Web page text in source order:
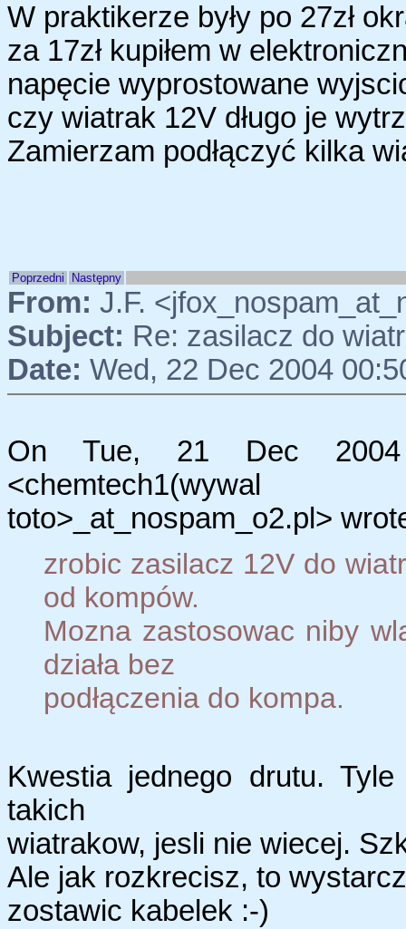
W praktikerze były po 27zł
za 17zł kupiłem w
napęcie wyprostowane
czy wiatrak 12V długo je
Zamierzam podłączyć kilka
Poprzedni Następny
From: J.F.
Subject: Re: zasilacz do
Date: Wed, 22 Dec 2004
On Tue, 21 Dec 2004
<chemtech1(wywal
toto>_at_nospam_o2.pl>
zrobic zasilacz 12V do
od kompów.
Mozna zastosowac niby
działa bez
podłączenia do kompa.
Kwestia jednego drutu.
takich
wiatrakow, jesli nie wiecej.
Ale jak rozkrecisz, to
zostawic kabelek :-)